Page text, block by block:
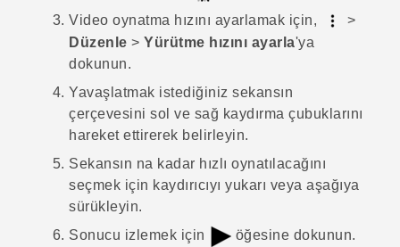
Video oynatma hızını ayarlamak için,
>
Düzenle > Yürütme hızını ayarla'ya
dokunun.
Yavaşlatmak istediğiniz sekansın
çerçevesini sol ve sağ kaydırma çubuklarını
hareket ettirerek belirleyin.
Sekansın na kadar hızlı oynatılacağını
seçmek için kaydırıcıyı yukarı veya aşağıya
sürükleyin.
Sonucu izlemek için
öğesine dokunun.